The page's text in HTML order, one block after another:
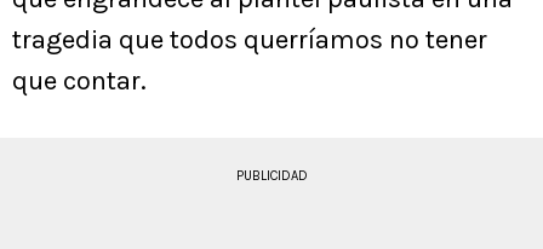
tragedia que todos querríamos no tener
que contar.
PUBLICIDAD